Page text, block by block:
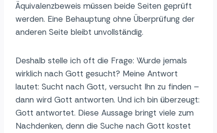
Äquivalenzbeweis müssen beide Seiten geprüft
werden. Eine Behauptung ohne Überprüfung der
anderen Seite bleibt unvollständig.
Deshalb stelle ich oft die Frage: Wurde jemals
wirklich nach Gott gesucht? Meine Antwort
lautet: Sucht nach Gott, versucht Ihn zu finden –
dann wird Gott antworten. Und ich bin überzeugt:
Gott antwortet. Diese Aussage bringt viele zum
Nachdenken, denn die Suche nach Gott kostet